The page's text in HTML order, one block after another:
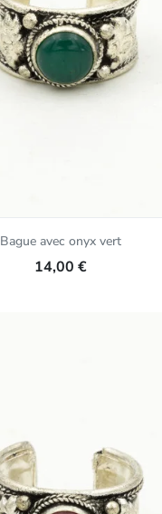
Bague avec onyx vert
14,00 €